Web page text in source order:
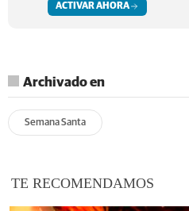
ACTIVAR AHORA
Archivado en
Semana Santa
TE RECOMENDAMOS